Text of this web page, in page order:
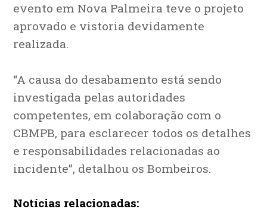
evento em Nova Palmeira teve o projeto
aprovado e vistoria devidamente
realizada.
“A causa do desabamento está sendo
investigada pelas autoridades
competentes, em colaboração com o
CBMPB, para esclarecer todos os detalhes
e responsabilidades relacionadas ao
incidente”, detalhou os Bombeiros.
Notícias relacionadas: